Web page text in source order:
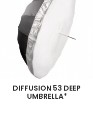
DIFFUSION 53 DEEP
UMBRELLA*